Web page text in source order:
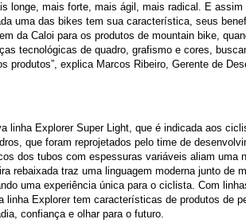
longe, mais forte, mais ágil, mais radical. E assim
uma das bikes tem sua característica, seus
da Caloi para os produtos de mountain bike,
tecnológicas de quadro, grafismo e cores,
produtos”, explica Marcos Ribeiro, Gerente de
linha Explorer Super Light, que é indicada aos
que foram reprojetados pelo time de
dos tubos com espessuras variáveis aliam uma
rebaixada traz uma linguagem moderna junto de
uma experiência única para o ciclista. Com
linha Explorer tem características de produtos de
confiança e olhar para o futuro.